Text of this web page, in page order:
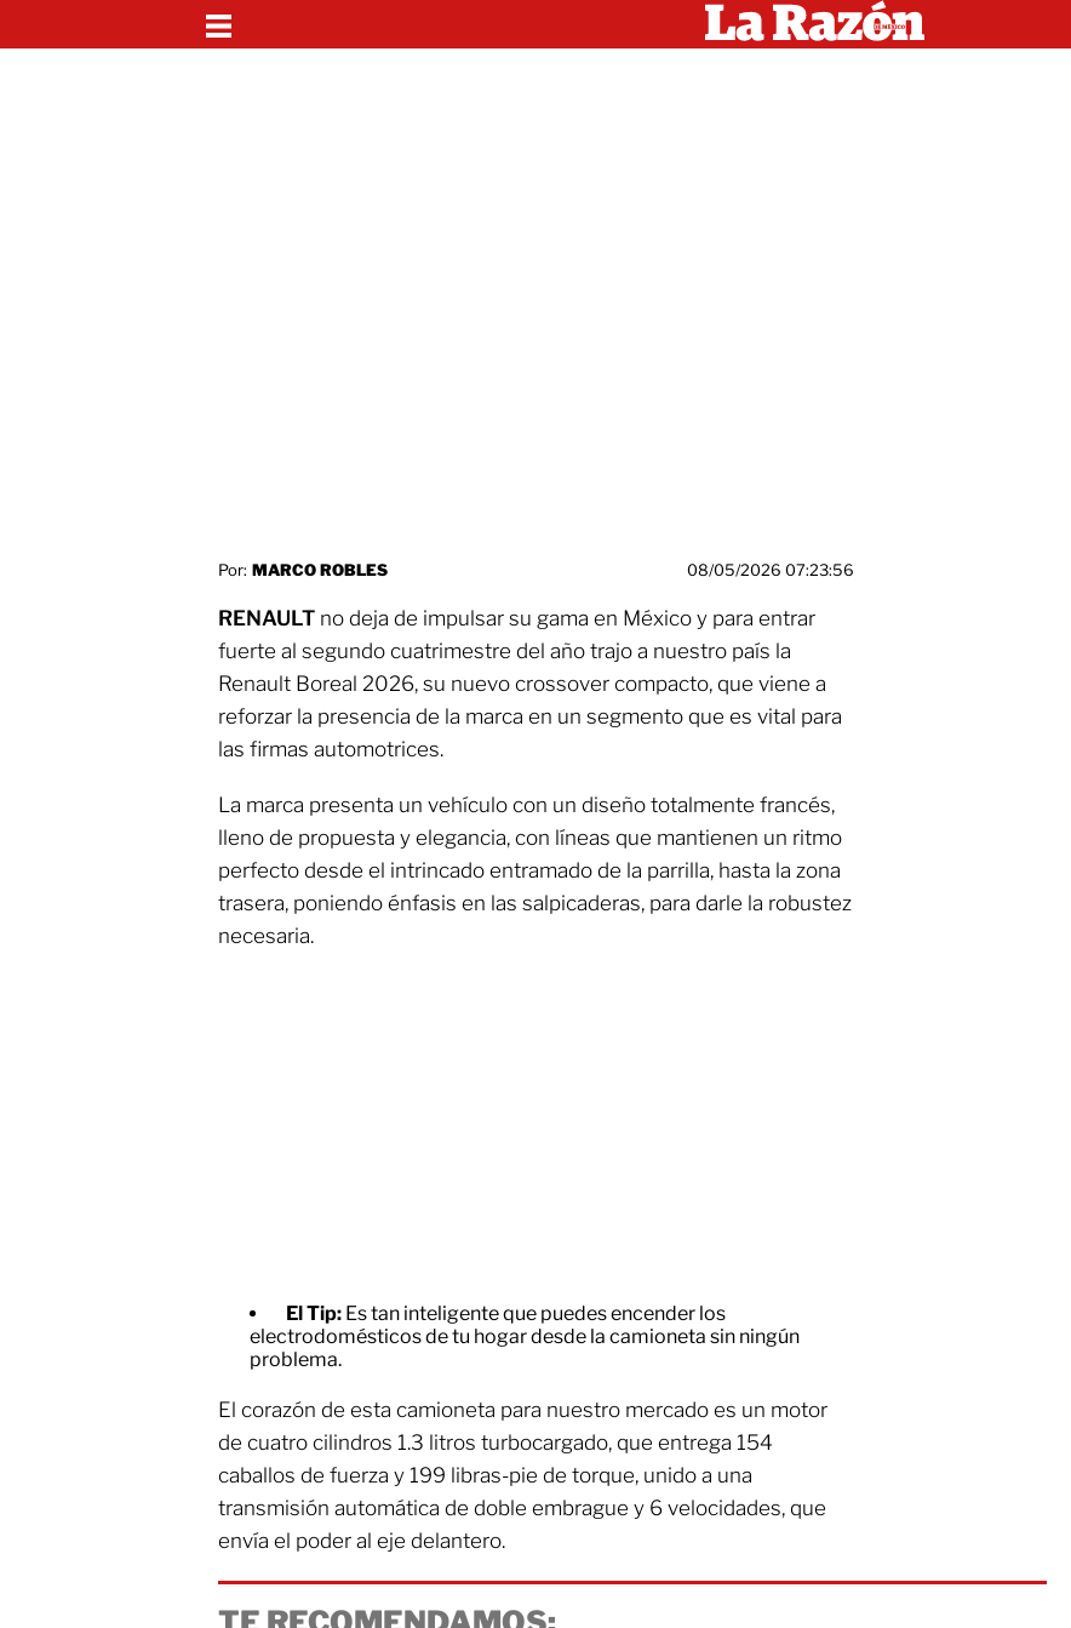
Por: MARCO ROBLES 08/05/2026 07:23:56
RENAULT no deja de impulsar su gama en México y para entrar
fuerte al segundo cuatrimestre del año trajo a nuestro país la
Renault Boreal 2026, su nuevo crossover compacto, que viene a
reforzar la presencia de la marca en un segmento que es vital para
las firmas automotrices.
La marca presenta un vehículo con un diseño totalmente francés,
lleno de propuesta y elegancia, con líneas que mantienen un ritmo
perfecto desde el intrincado entramado de la parrilla, hasta la zona
trasera, poniendo énfasis en las salpicaderas, para darle la robustez
necesaria.
El Tip: Es tan inteligente que puedes encender los
electrodomésticos de tu hogar desde la camioneta sin ningún
problema.
El corazón de esta camioneta para nuestro mercado es un motor
de cuatro cilindros 1.3 litros turbocargado, que entrega 154
caballos de fuerza y 199 libras-pie de torque, unido a una
transmisión automática de doble embrague y 6 velocidades, que
envía el poder al eje delantero.